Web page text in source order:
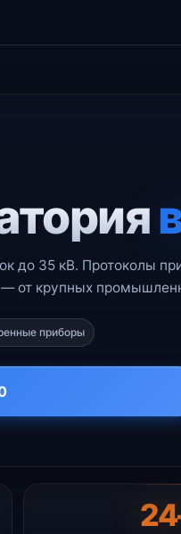
до 35 кВ. Протоколы
от крупных
приборы